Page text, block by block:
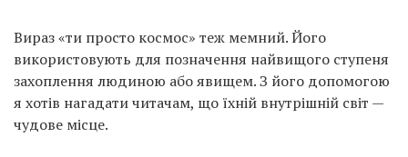
Вираз «ти просто космос» теж мемний. Його
використовують для позначення найвищого ступеня
захоплення людиною або явищем. З його допомогою
я хотів нагадати читачам, що їхній внутрішній світ —
чудове місце.